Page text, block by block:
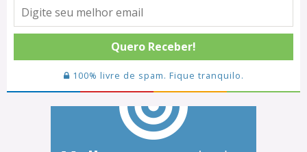
Quero Receber!
100% livre de spam. Fique tranquilo.